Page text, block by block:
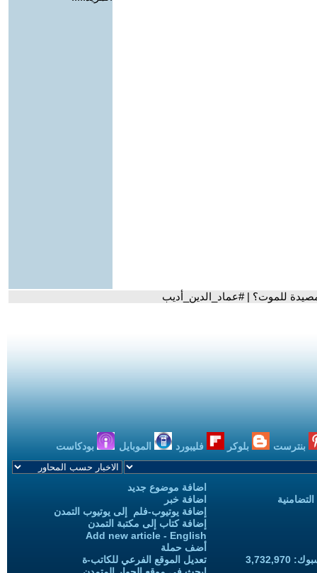
للموت؟ | #عماد_الدين_أديب
بنترست بلوكر فليبورد الموبايل بودكاست
اضافة موضوع جديد
اضافة خبر
إضافة يوتيوب-فلم إلى يوتيوب التمدن
إضافة كتاب إلى مكتبة التمدن
Add new article - English
أضف حملة
تعديل الموقع الفرعي للكاتب-ة